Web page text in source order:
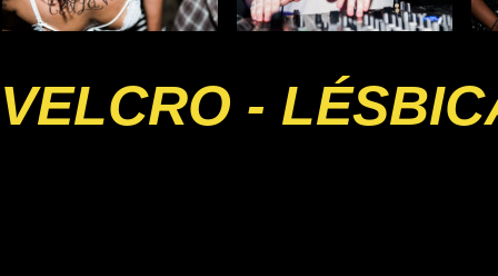
VELCRO -